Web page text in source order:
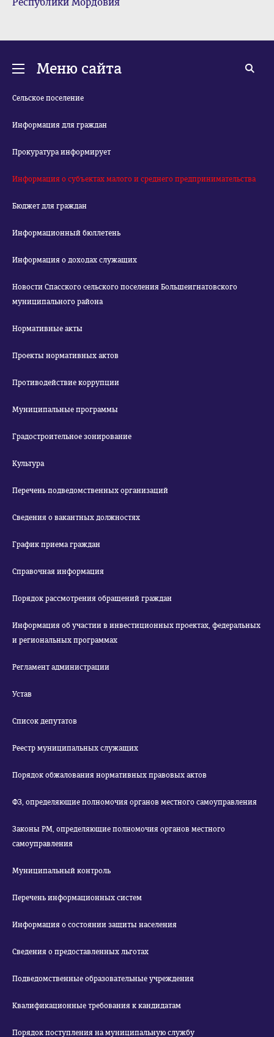
Меню сайта
Сельское поселение
Информация для граждан
Прокуратура информирует
Информация о субъектах малого и среднего предпринимательства
Бюджет для граждан
Информационный бюллетень
Информация о доходах служащих
Новости Спасского сельского поселения Большеигнатовского
муниципального района
Нормативные акты
Проекты нормативных актов
Противодействие коррупции
Муниципальные программы
Градостроительное зонирование
Культура
Перечень подведомственных организаций
Сведения о вакантных должностях
График приема граждан
Справочная информация
Порядок рассмотрения обращений граждан
Информация об участии в инвестиционных проектах, федеральных
и региональных программах
Регламент администрации
Устав
Список депутатов
Реестр муниципальных служащих
Порядок обжалования нормативных правовых актов
ФЗ, определяющие полномочия органов местного самоуправления
Законы РМ, определяющие полномочия органов местного
самоуправления
Муниципальный контроль
Перечень информационных систем
Информация о состоянии защиты населения
Сведения о предоставленных льготах
Подведомственные образовательные учреждения
Квалификационные требования к кандидатам
Порядок поступления на муниципальную службу